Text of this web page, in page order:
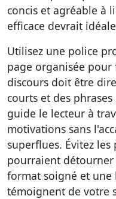
concis et agréable à
efficace devrait
Utilisez une police
page organisée
discours doit être
courts et des
guide le lecteur à
motivations sans
superflues. Évitez
pourraient détourner
format soigné et
témoignent de votre